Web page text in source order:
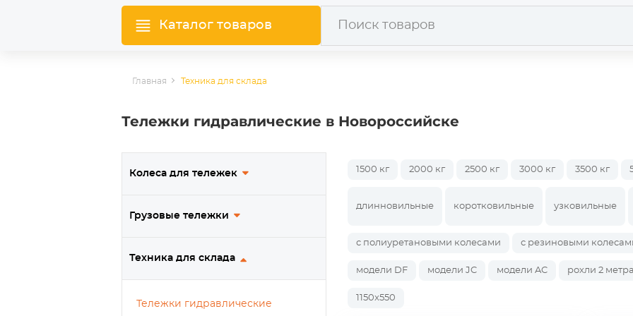
Каталог товаров
Главная Техника для склада
Тележки гидравлические в Новороссийске
Колеса для тележек
Грузовые тележки
Техника для склада
Тележки гидравлические
1500 кг 2000 кг 2500 кг 3000 кг 3500 кг
длинновильные коротковильные узковильные
с полиуретановыми колесами с резиновыми
модели DF модели JC модели AC рохли 2 метра
1150x550